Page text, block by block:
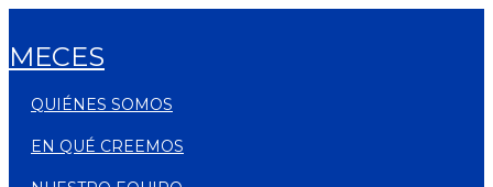
MECES
QUIÉNES SOMOS
EN QUÉ CREEMOS